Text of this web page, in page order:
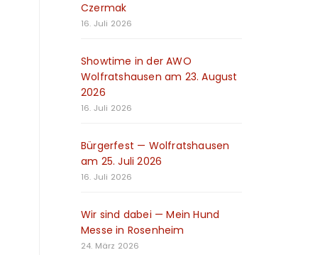
Czermak
16. Juli 2026
Showtime in der AWO
Wolfratshausen am 23. August
2026
16. Juli 2026
Bürgerfest — Wolfratshausen
am 25. Juli 2026
16. Juli 2026
Wir sind dabei — Mein Hund
Messe in Rosenheim
24. März 2026